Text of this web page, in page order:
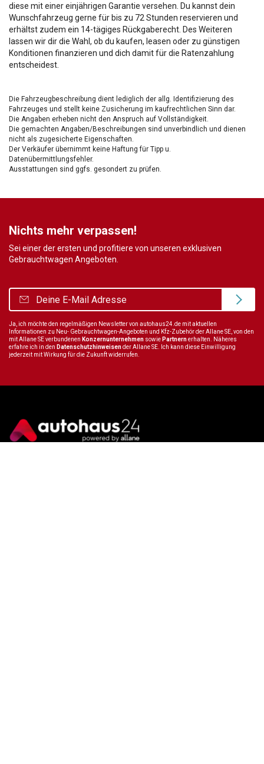
diese mit einer einjährigen Garantie versehen. Du kannst dein
Wunschfahrzeug gerne für bis zu 72 Stunden reservieren und
erhältst zudem ein 14-tägiges Rückgaberecht. Des Weiteren
lassen wir dir die Wahl, ob du kaufen, leasen oder zu günstigen
Konditionen finanzieren und dich damit für die Ratenzahlung
entscheidest.
Die Fahrzeugbeschreibung dient lediglich der allg. Identifizierung des
Fahrzeuges und stellt keine Zusicherung im kaufrechtlichen Sinn dar.
Die Angaben erheben nicht den Anspruch auf Vollständigkeit.
Die gemachten Angaben/Beschreibungen sind unverbindlich und dienen
nicht als zugesicherte Eigenschaften.
Der Verkäufer übernimmt keine Haftung für Tipp u.
Datenübermittlungsfehler.
Ausstattungen sind ggfs. gesondert zu prüfen.
Nichts mehr verpassen!
Sei einer der ersten und profitiere von unseren exklusiven
Gebrauchtwagen Angeboten.
Ja, ich möchte den regelmäßigen Newsletter von autohaus24.de mit aktuellen
Informationen zu Neu- Gebrauchtwagen-Angeboten und Kfz-Zubehör der Allane SE, von den
mit Allane SE verbundenen Konzernunternehmen sowie Partnernerhalten. Näheres
erfahre ich in den Datenschutzhinweisender Allane SE. Ich kann diese Einwilligung
jederzeit mit Wirkung für die Zukunft widerrufen.